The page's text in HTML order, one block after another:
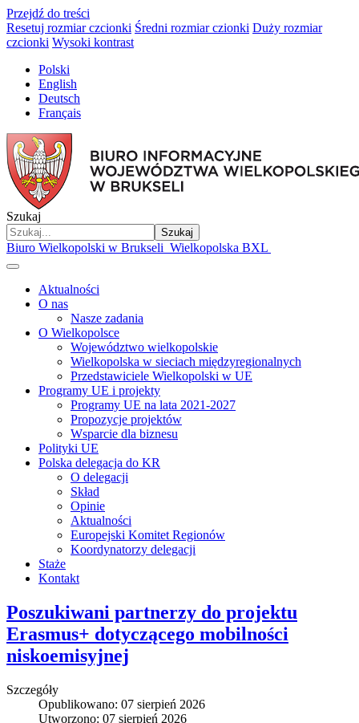
Przejdź do treści
Resetuj rozmiar czcionki Średni rozmiar czionki Duży rozmiar
czcionki Wysoki kontrast
Polski
English
Deutsch
Français
Szukaj
Szukaj
Biuro Wielkopolski w Brukseli Wielkopolska BXL
Aktualności
O nas
Nasze zadania
O Wielkopolsce
Województwo wielkopolskie
Wielkopolska w sieciach międzyregionalnych
Przedstawiciele Wielkopolski w UE
Programy UE i projekty
Programy UE na lata 2021-2027
Propozycje projektów
Wsparcie dla biznesu
Polityki UE
Polska delegacja do KR
O delegacji
Skład
Opinie
Aktualności
Europejski Komitet Regionów
Koordynatorzy delegacji
Staże
Kontakt
Poszukiwani partnerzy do projektu
Erasmus+ dotyczącego mobilności
niskoemisyjnej
Szczegóły
Opublikowano: 07 sierpień 2026
Utworzono: 07 sierpień 2026